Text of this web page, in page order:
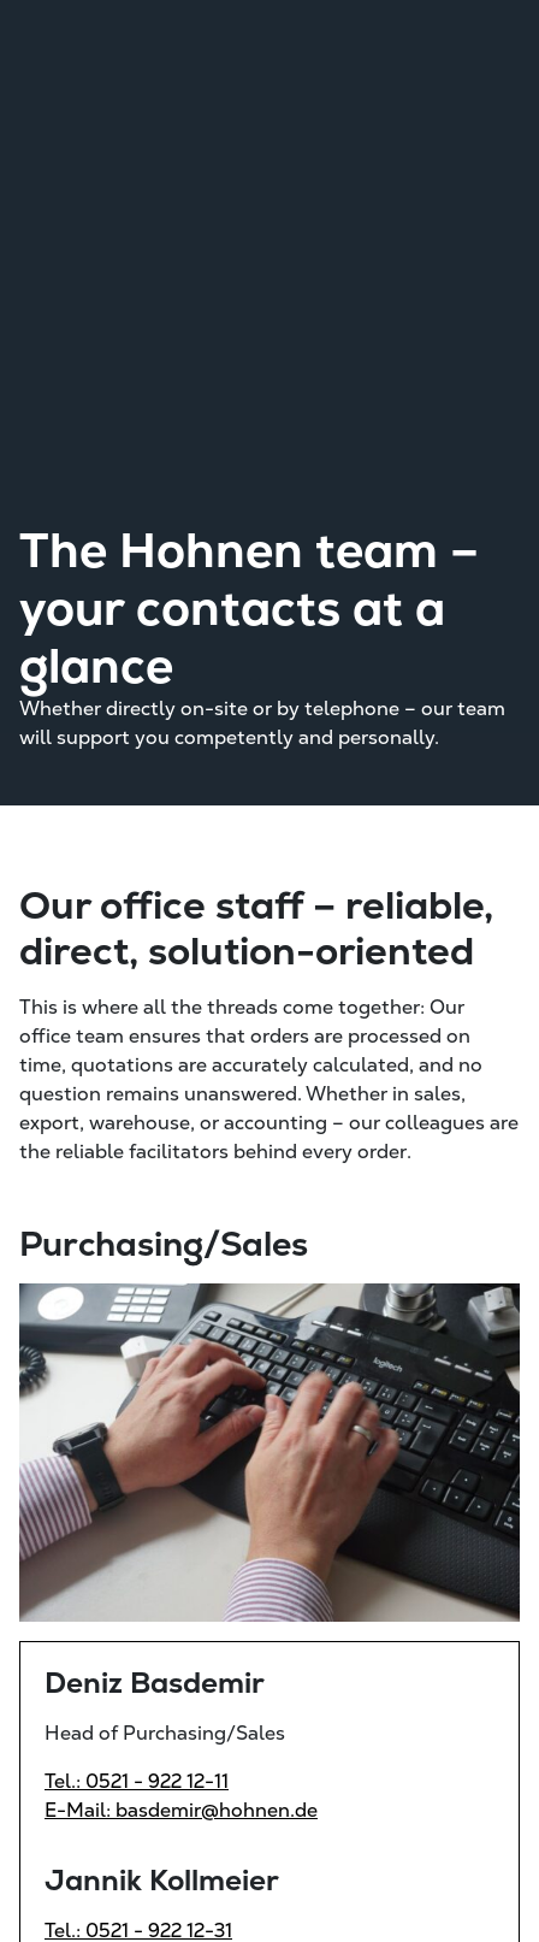
The Hohnen team –
your contacts at a
glance
Whether directly on-site or by telephone – our team
will support you competently and personally.
Our office staff – reliable,
direct, solution-oriented
This is where all the threads come together: Our
office team ensures that orders are processed on
time, quotations are accurately calculated, and no
question remains unanswered. Whether in sales,
export, warehouse, or accounting – our colleagues are
the reliable facilitators behind every order.
Purchasing/Sales
Deniz Basdemir
Head of Purchasing/Sales
Tel.: 0521 - 922 12-11
E-Mail: basdemir@hohnen.de
Jannik Kollmeier
Tel.: 0521 - 922 12-31